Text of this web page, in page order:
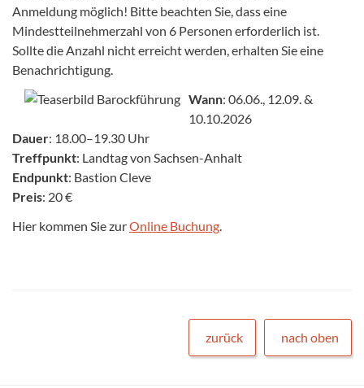
Anmeldung möglich! Bitte beachten Sie, dass eine
Mindestteilnehmerzahl von 6 Personen erforderlich ist.
Sollte die Anzahl nicht erreicht werden, erhalten Sie eine
Benachrichtigung.
Wann: 06.06., 12.09. &
10.10.2026
Dauer: 18.00–19.30 Uhr
Treffpunkt: Landtag von Sachsen-Anhalt
Endpunkt: Bastion Cleve
Preis: 20 €
Hier kommen Sie zurOnline Buchung
zurück nach oben